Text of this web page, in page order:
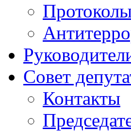
Совет
Контакты